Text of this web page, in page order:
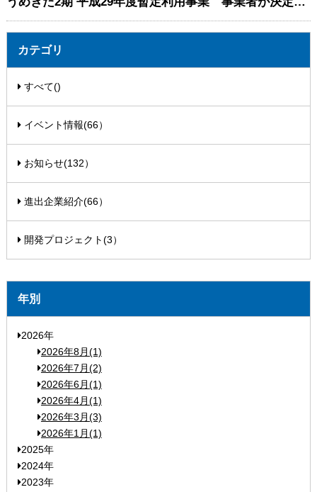
カテゴリ
すべて()
イベント情報(66）
お知らせ(132）
進出企業紹介(66）
開発プロジェクト(3）
年別
2026年
2026年8月(1)
2026年7月(2)
2026年6月(1)
2026年4月(1)
2026年3月(3)
2026年1月(1)
2025年
2024年
2023年